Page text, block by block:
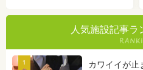
人気施設記事ラ
1
カワイイが止